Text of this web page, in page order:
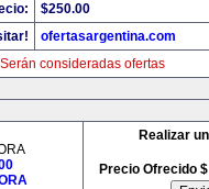
$250.00
ofertasargentina.com
Serán consideradas ofertas
Realizar
Precio Ofrecido $